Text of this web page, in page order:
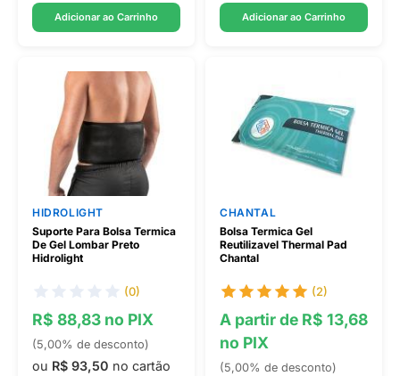
Adicionar ao Carrinho Adicionar ao Carrinho
HIDROLIGHT
Suporte Para Bolsa Termica
De Gel Lombar Preto
Hidrolight
(0)
R$ 88,83 no PIX
(5,00% de desconto)
ou R$ 93,50 no cartão
CHANTAL
Bolsa Termica Gel
Reutilizavel Thermal Pad
Chantal
(2)
A partir de R$ 13,68
no PIX
(5,00% de desconto)